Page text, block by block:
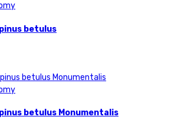
betulus
betulus Monumentalis